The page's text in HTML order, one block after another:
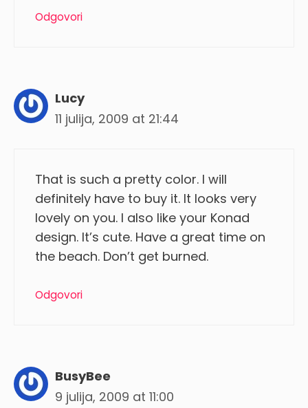
Odgovori
Lucy
11 julija, 2009 at 21:44
That is such a pretty color. I will
definitely have to buy it. It looks very
lovely on you. I also like your Konad
design. It’s cute. Have a great time on
the beach. Don’t get burned.
Odgovori
BusyBee
9 julija, 2009 at 11:00